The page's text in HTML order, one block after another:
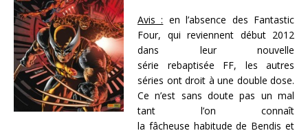
Avis : en l’absence des Fantastic
Four, qui reviennent début 2012
dans leur nouvelle
série rebaptisée FF, les autres
séries ont droit à une double dose.
Ce n’est sans doute pas un mal
tant l’on connaît
la fâcheuse habitude de Bendis et